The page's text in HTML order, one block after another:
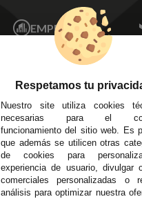
Mis Pedidos
Mis favoritos
FAQ's
Écija - Sevilla
Av. Plaza de Toros.
Local 3
Córdoba
14
Alzira - Valencia
C/ Esplugues, 135
EMPRESA
Aviso Legal
Devoluciones
Política de Privacidad
Pago Seguro
Terminos y
Condiciones
Políticas de Cookies
Respetamos tu
Nuestro site utiliza cookies
necesarias para el
funcionamiento del sitio web. Es
que además se utilicen otras
de cookies para
experiencia de usuario, divulgar
comerciales personalizadas o
análisis para optimizar nuestra